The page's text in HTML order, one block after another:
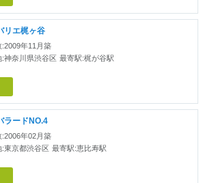
リエ梶ヶ谷
:2009年11月築
:神奈川県渋谷区 最寄駅:梶が谷駅
ラードNO.4
:2006年02月築
:東京都渋谷区 最寄駅:恵比寿駅